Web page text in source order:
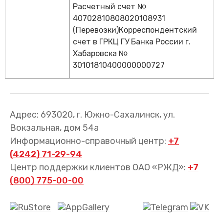
Расчетный счет №
40702810808020108931
(Перевозки)Корреспондентский
счет в ГРКЦ ГУ Банка России г.
Хабаровска №
30101810400000000727
Адрес: 693020, г. Южно-Сахалинск, ул.
Вокзальная, дом 54а
Информационно-справочный центр: +7
(4242) 71-29-94
Центр поддержки клиентов ОАО «РЖД»: +7
(800) 775-00-00